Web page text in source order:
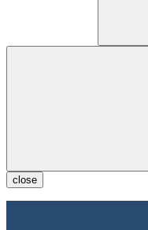
close